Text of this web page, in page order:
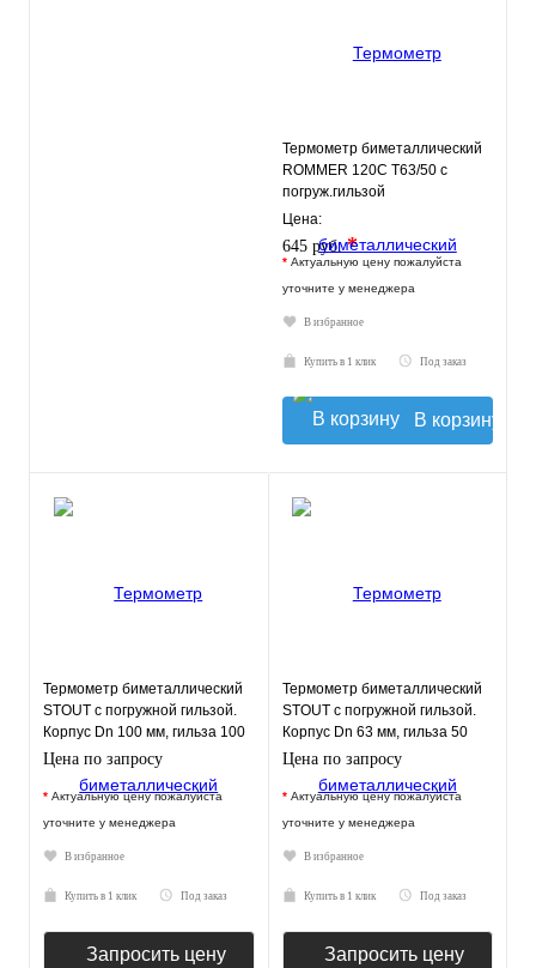
Термометр биметаллический
ROMMER 120С Т63/50 с
погруж.гильзой
Цена:
645 руб.*
* Актуальную цену пожалуйста
уточните у менеджера
В избранное
Купить в 1 клик Под заказ
В корзину
Термометр биметаллический
STOUT с погружной гильзой.
Корпус Dn 100 мм, гильза 100
мм 1/2"
Цена по запросу
* Актуальную цену пожалуйста
уточните у менеджера
В избранное
Купить в 1 клик Под заказ
Запросить цену
Термометр биметаллический
STOUT с погружной гильзой.
Корпус Dn 63 мм, гильза 50
мм, резьба
Цена по запросу
* Актуальную цену пожалуйста
уточните у менеджера
В избранное
Купить в 1 клик Под заказ
Запросить цену